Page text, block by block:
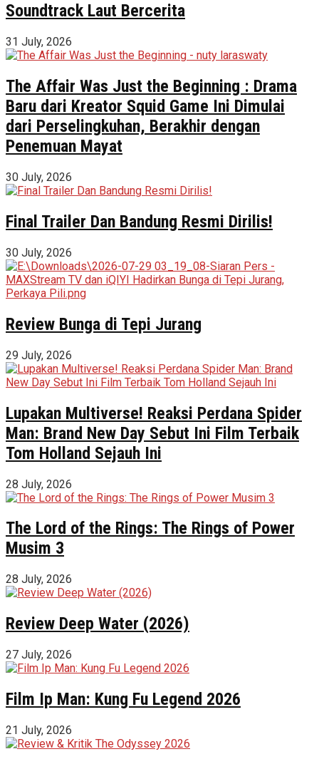
Soundtrack Laut Bercerita
31 July, 2026
The Affair Was Just the Beginning : Drama
Baru dari Kreator Squid Game Ini Dimulai
dari Perselingkuhan, Berakhir dengan
Penemuan Mayat
30 July, 2026
Final Trailer Dan Bandung Resmi Dirilis!
30 July, 2026
Review Bunga di Tepi Jurang
29 July, 2026
Lupakan Multiverse! Reaksi Perdana Spider
Man: Brand New Day Sebut Ini Film Terbaik
Tom Holland Sejauh Ini
28 July, 2026
The Lord of the Rings: The Rings of Power
Musim 3
28 July, 2026
Review Deep Water (2026)
27 July, 2026
Film Ip Man: Kung Fu Legend 2026
21 July, 2026